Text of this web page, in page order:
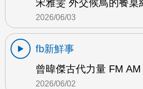
宋雅雯 外交候鳥的餐桌
2026/06/03
fb新鮮事
曾暐傑古代力量 FM AM
2026/06/02